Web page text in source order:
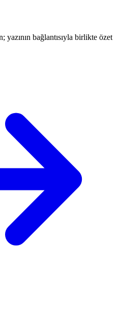
yazının bağlantısıyla birlikte özet